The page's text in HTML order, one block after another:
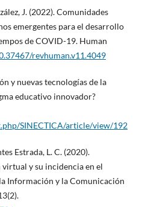
J. (2022). Comunidades
emergentes para el desarrollo
de COVID-19. Human
revhuman.v11.4049
y nuevas tecnologías de la
educativo innovador?
SINECTICA/article/view/192
Estrada, L. C. (2020).
y su incidencia en el
Información y la Comunicación